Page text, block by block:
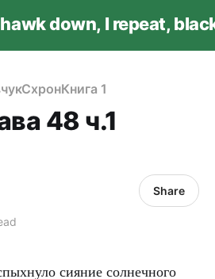
down, I repeat,
СхронКнига 1
48 ч.1
Share
сияние солнечного